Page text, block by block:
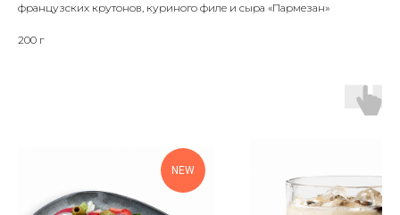
французских крутонов, куриного филе и сыра «Пармезан»
200 г
NEW